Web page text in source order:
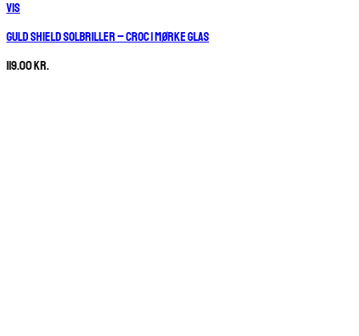
Vis
Guld Shield solbriller – Croc | Mørke glas
119.00kr.